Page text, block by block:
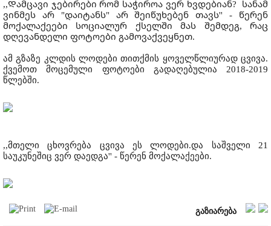
,,Დამცავი ჯებირები რომ საჭიროა ვერ ხვდებიან? სანამ
ვინმეს არ "დაიტანს" არ შეიწუხებენ თავს'' - წერენ
მოქალაქეები სოციალურ ქსელში მას შემდეგ, რაც
დღევანდელი ფოტოები გამოვაქვეყნეთ.
ამ გზაზე კლდის ლოდები თითქმის ყოველწლიურად ცვივა.
ქვემოთ მოცემული ფოტოები გადაღებულია 2018-2019
წლებში.
,,მთელი ცხოვრება ცვივა ეს ლოდები.და საშველი 21
საუკუნეშიც ვერ დაედგა'' - წერენ მოქალაქეები.
გაზიარება